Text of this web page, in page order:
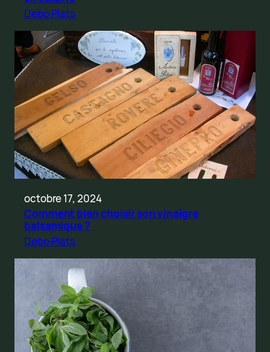
Debo Plats
octobre 17, 2024
Comment bien choisir son vinaigre
balsamique ?
Debo Plats